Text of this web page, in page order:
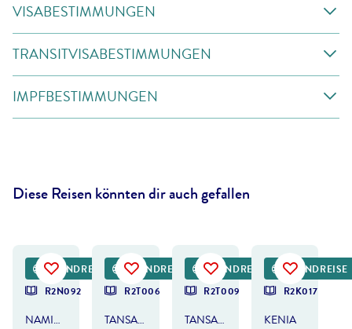
VISABESTIMMUNGEN
TRANSITVISABESTIMMUNGEN
IMPFBESTIMMUNGEN
Diese Reisen könnten dir auch gefallen
DEALRUNDREISE
R2N092
NAMIBIA
RUNDREISE
R2T006
TANSANIA & KENIA
RUNDREISE
R2T009
TANSANIA & SANSIBAR
RUNDREISE
R2K017
KENIA